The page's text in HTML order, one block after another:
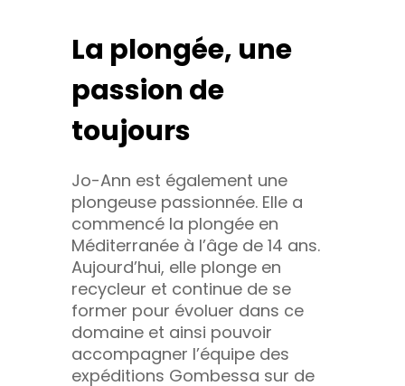
La plongée, une
passion de
toujours
Jo-Ann est également une
plongeuse passionnée. Elle a
commencé la plongée en
Méditerranée à l’âge de 14 ans.
Aujourd’hui, elle plonge en
recycleur et continue de se
former pour évoluer dans ce
domaine et ainsi pouvoir
accompagner l’équipe des
expéditions Gombessa sur de